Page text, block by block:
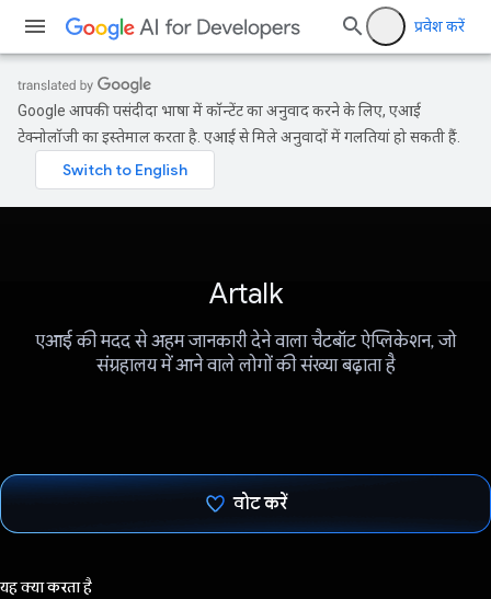
प्रवेश करें
Google आपकी पसंदीदा भाषा में कॉन्टेंट का अनुवाद करने के लिए, एआई
टेक्नोलॉजी का इस्तेमाल करता है. एआई से मिले अनुवादों में गलतियां हो सकती हैं.
Artalk
एआई की मदद से अहम जानकारी देने वाला चैटबॉट ऐप्लिकेशन, जो
संग्रहालय में आने वाले लोगों की संख्या बढ़ाता है
वोट करें
यह क्या करता है